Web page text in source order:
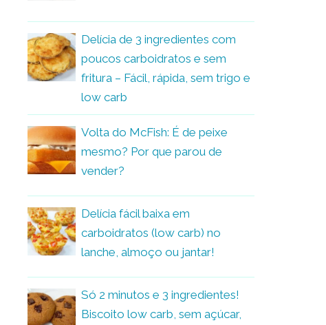
Delícia de 3 ingredientes com
poucos carboidratos e sem
fritura – Fácil, rápida, sem trigo e
low carb
Volta do McFish: É de peixe
mesmo? Por que parou de
vender?
Delícia fácil baixa em
carboidratos (low carb) no
lanche, almoço ou jantar!
Só 2 minutos e 3 ingredientes!
Biscoito low carb, sem açúcar,